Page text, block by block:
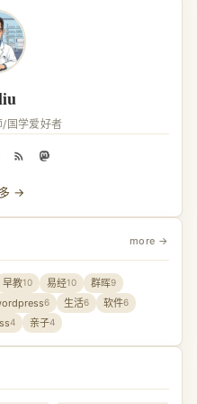
国学爱好者
→
more →
早教10 易经10 群晖9
6 生活6 软件6
4 亲子4